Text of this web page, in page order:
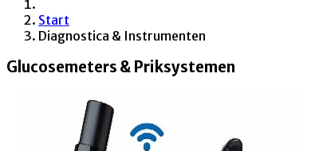
Start
Diagnostica & Instrumenten
Glucosemeters & Priksystemen